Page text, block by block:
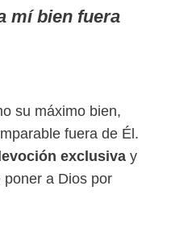
mí bien fuera
su máximo bien,
fuera de Él.
exclusiva y
poner a Dios por